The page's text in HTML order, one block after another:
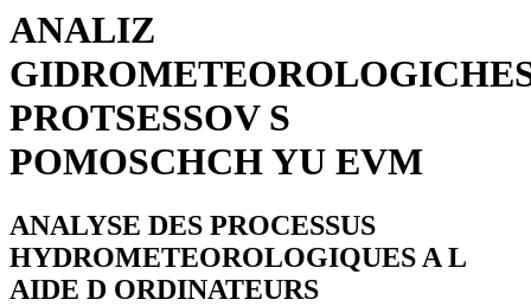
ANALIZ
PROTSESSOV S
POMOSCHCH YU EVM
ANALYSE DES PROCESSUS
HYDROMETEOROLOGIQUES A L
AIDE D ORDINATEURS